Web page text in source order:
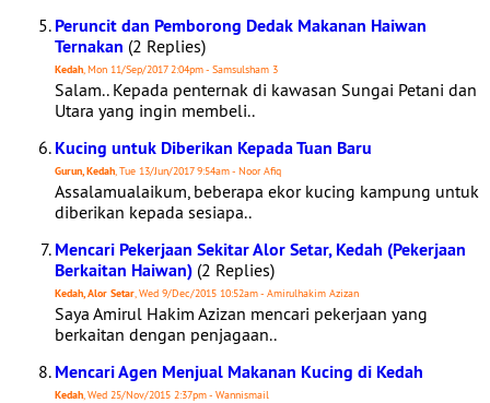
Peruncit dan Pemborong Dedak Makanan Haiwan
Ternakan (2 Replies)
Kedah, Mon 11/Sep/2017 2:04pm - Samsulsham 3
Salam.. Kepada penternak di kawasan Sungai Petani dan
Utara yang ingin membeli..
Kucing untuk Diberikan Kepada Tuan Baru
Gurun, Kedah, Tue 13/Jun/2017 9:54am - Noor Afiq
Assalamualaikum, beberapa ekor kucing kampung untuk
diberikan kepada sesiapa..
Mencari Pekerjaan Sekitar Alor Setar, Kedah (Pekerjaan
Berkaitan Haiwan) (2 Replies)
Kedah, Alor Setar, Wed 9/Dec/2015 10:52am - Amirulhakim Azizan
Saya Amirul Hakim Azizan mencari pekerjaan yang
berkaitan dengan penjagaan..
Mencari Agen Menjual Makanan Kucing di Kedah
Kedah, Wed 25/Nov/2015 2:37pm - Wannismail